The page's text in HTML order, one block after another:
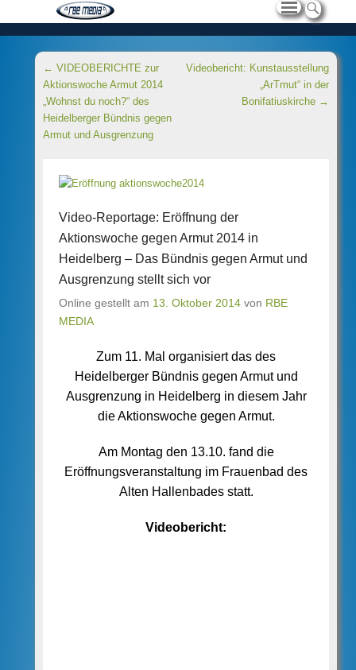
Beitragsnavigation
← VIDEOBERICHTE zur
Aktionswoche Armut 2014
„Wohnst du noch?“ des
Heidelberger Bündnis gegen
Armut und Ausgrenzung
Videobericht: Kunstausstellung
„ArTmut“ in der
Bonifatiuskirche →
Video-Reportage: Eröffnung der
Aktionswoche gegen Armut 2014 in
Heidelberg – Das Bündnis gegen Armut und
Ausgrenzung stellt sich vor
Online gestellt am 13. Oktober 2014 von RBE
MEDIA
Zum 11. Mal organisiert das des
Heidelberger Bündnis gegen Armut und
Ausgrenzung in Heidelberg in diesem Jahr
die Aktionswoche gegen Armut.
Am Montag den 13.10. fand die
Eröffnungsveranstaltung im Frauenbad des
Alten Hallenbades statt.
Videobericht: